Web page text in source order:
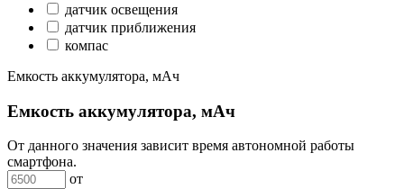
датчик освещения
датчик приближения
компас
Емкость аккумулятора, мАч
Емкость аккумулятора, мАч
От данного значения зависит время автономной работы
смартфона.
от